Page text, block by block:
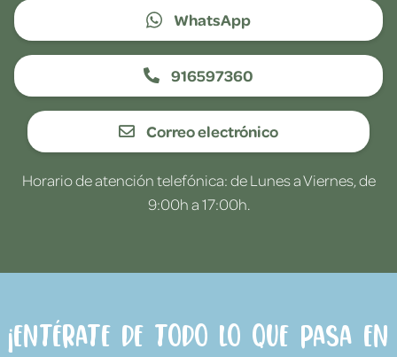
WhatsApp
916597360
Correo electrónico
Horario de atención telefónica: de Lunes a Viernes, de
9:00h a 17:00h.
¡Entérate de todo lo que pasa en